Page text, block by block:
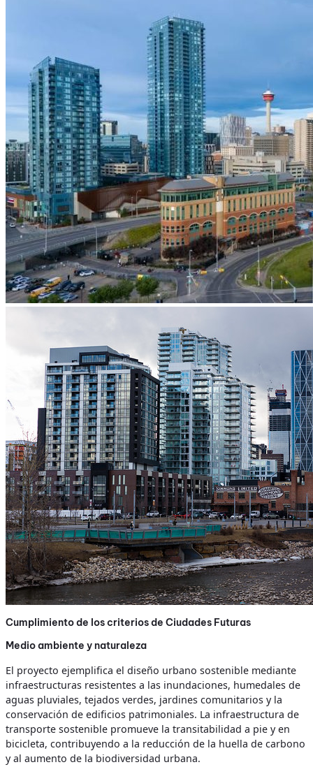
Cumplimiento de los criterios de Ciudades Futuras
Medio ambiente y naturaleza
El proyecto ejemplifica el diseño urbano sostenible mediante
infraestructuras resistentes a las inundaciones, humedales de
aguas pluviales, tejados verdes, jardines comunitarios y la
conservación de edificios patrimoniales. La infraestructura de
transporte sostenible promueve la transitabilidad a pie y en
bicicleta, contribuyendo a la reducción de la huella de carbono
y al aumento de la biodiversidad urbana.